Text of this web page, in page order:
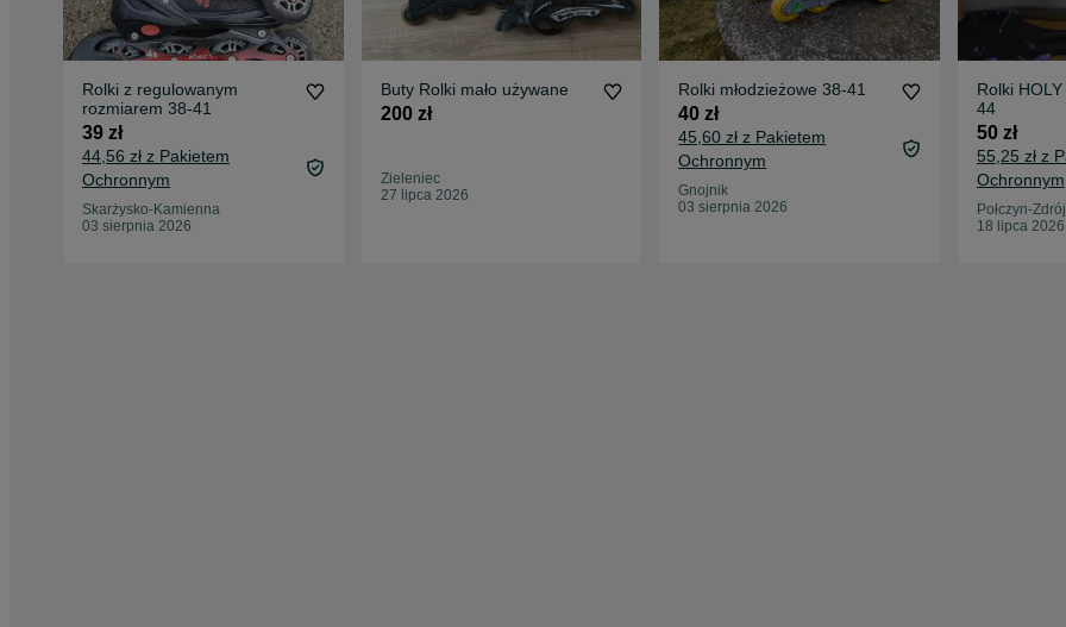
Rolki z regulowanym
rozmiarem 38-41
39 zł
44,56 zł z Pakietem
Ochronnym
Skarżysko-Kamienna
03 sierpnia 2026
Buty Rolki mało używane
200 zł
Zieleniec
27 lipca 2026
Rolki młodzieżowe 38-41
40 zł
45,60 zł z Pakietem
Ochronnym
Gnojnik
03 sierpnia 2026
Rolki
44
50 zł
55,25 zł z
Ochronnym
Połczyn-Zdrój
18 lipca 2026